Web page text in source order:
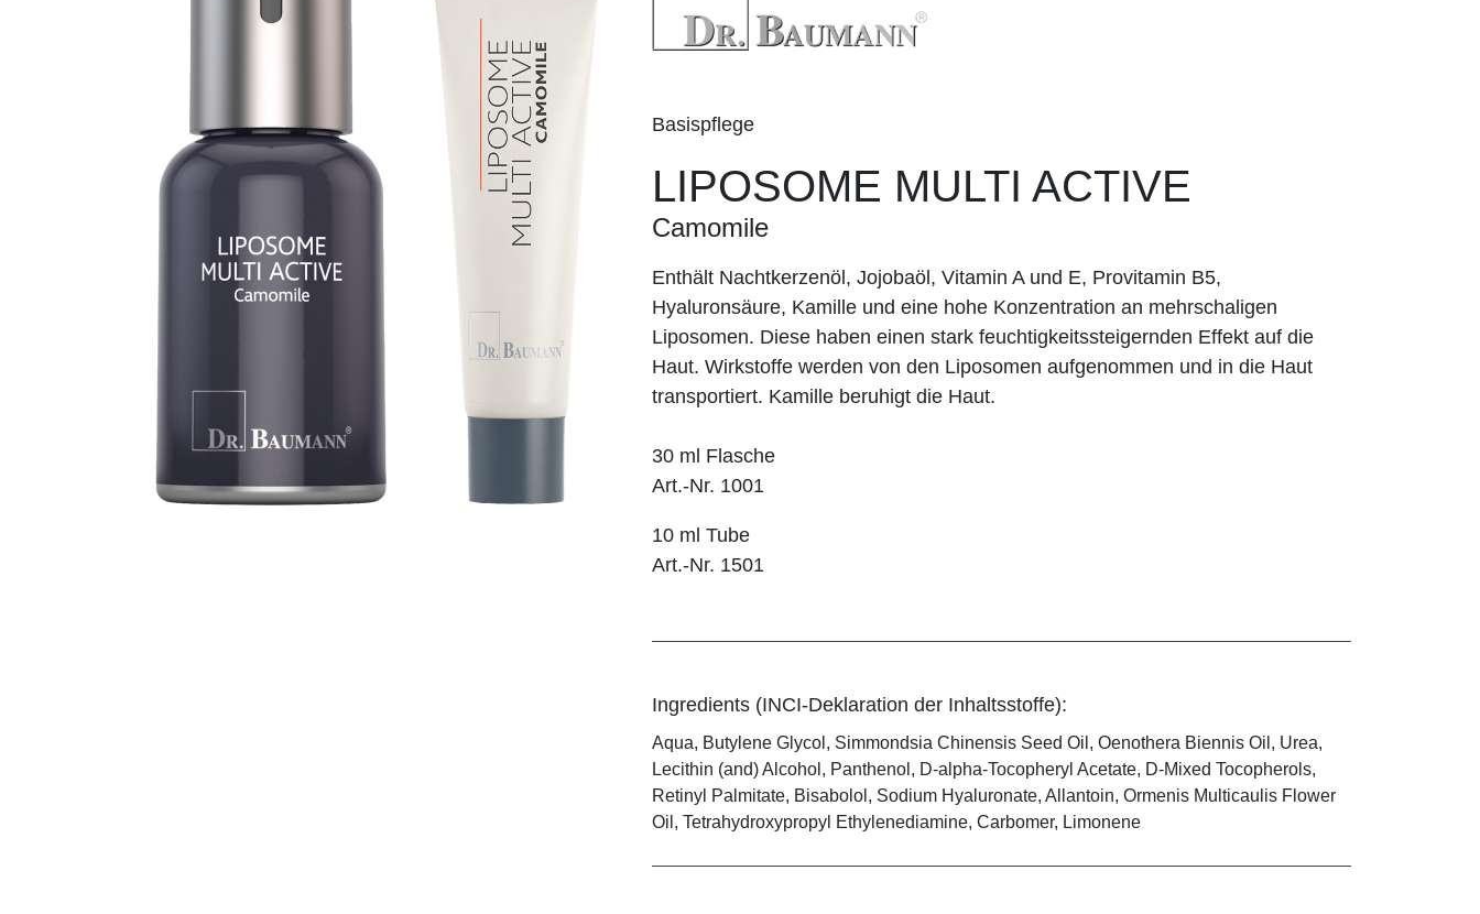
Basispflege
LIPOSOME MULTI ACTIVE
Camomile
Enthält Nachtkerzenöl, Jojobaöl, Vitamin A und E, Pro­vitamin B5,
Hyaluronsäure, Kamille und eine hohe Konzentration an mehrschaligen
Liposomen. Diese haben einen stark feuchtigkeitssteigernden Effekt auf die
Haut. Wirkstoffe werden von den Liposomen aufgenommen und in die Haut
transportiert. Kamille beruhigt die Haut.
30 ml Flasche
Art.-Nr. 1001
10 ml Tube
Art.-Nr. 1501
Ingredients (INCI-Deklaration der Inhaltsstoffe):
Aqua, Butylene Glycol, Simmondsia Chinensis Seed Oil, Oenothera Biennis Oil, Urea,
Lecithin (and) Alcohol, Panthenol, D-alpha-Tocopheryl Acetate, D-Mixed Tocopherols,
Retinyl Palmitate, Bisabolol, Sodium Hyaluronate, Allantoin, Ormenis Multicaulis Flower
Oil, Tetrahydroxypropyl Ethylenediamine, Carbomer, Limonene